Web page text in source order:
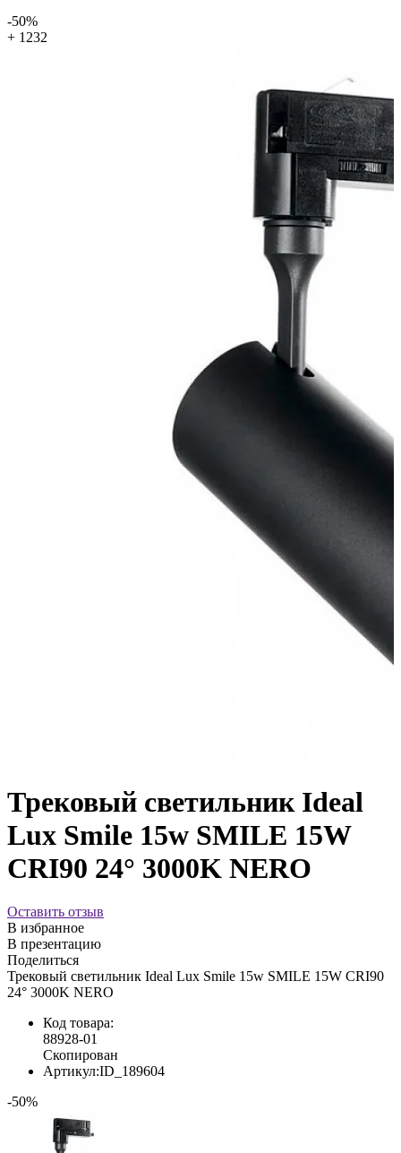
-50%
+ 1232
Трековый светильник Ideal
Lux Smile 15w SMILE 15W
CRI90 24° 3000K NERO
Оставить отзыв
В избранное
В презентацию
Поделиться
Трековый светильник Ideal Lux Smile 15w SMILE 15W CRI90
24° 3000K NERO
Код товара:
88928-01
Скопирован
Артикул:ID_189604
-50%